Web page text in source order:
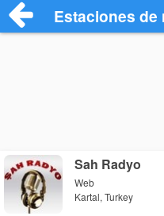
Estaciones de
Sah Radyo
Web
Kartal, Turkey